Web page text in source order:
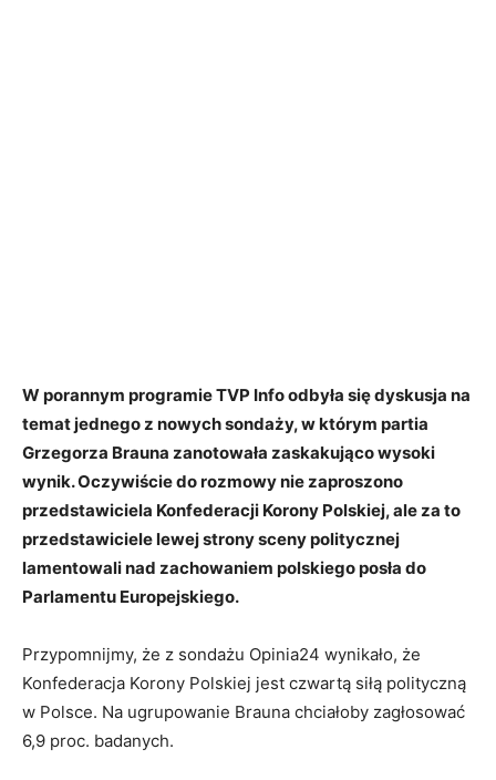
W porannym programie TVP Info odbyła się dyskusja na
temat jednego z nowych sondaży, w którym partia
Grzegorza Brauna zanotowała zaskakująco wysoki
wynik. Oczywiście do rozmowy nie zaproszono
przedstawiciela Konfederacji Korony Polskiej, ale za to
przedstawiciele lewej strony sceny politycznej
lamentowali nad zachowaniem polskiego posła do
Parlamentu Europejskiego.
Przypomnijmy, że z sondażu Opinia24 wynikało, że
Konfederacja Korony Polskiej jest czwartą siłą polityczną
w Polsce. Na ugrupowanie Brauna chciałoby zagłosować
6,9 proc. badanych.